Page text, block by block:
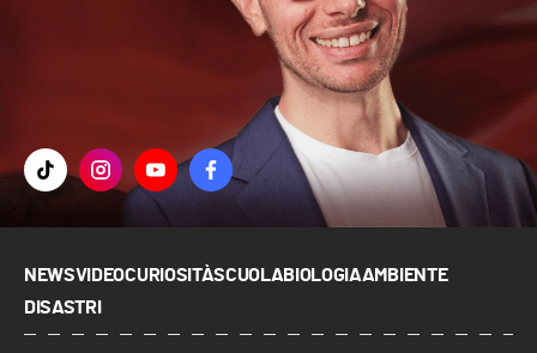
NEWSVIDEOCURIOSITÀSCUOLABIOLOGIAAMBIENTE
DISASTRI